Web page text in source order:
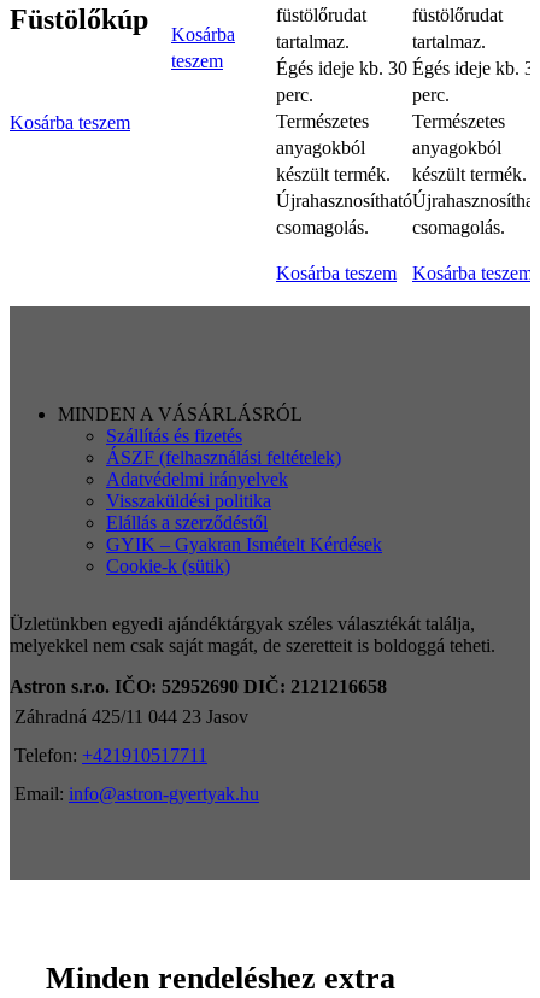
Füstölőkúp
Kosárba teszem
Kosárba
teszem
füstölőrudat
tartalmaz.
Égés ideje kb. 30
perc.
Természetes
anyagokból
készült termék.
Újrahasznosítható
csomagolás.
Kosárba teszem
füstölőrudat
tartalmaz.
Égés ideje kb.
perc.
Természetes
anyagokból
készült termék.
csomagolás.
Kosárba teszem
MINDEN A VÁSÁRLÁSRÓL
Szállítás és fizetés
ÁSZF (felhasználási feltételek)
Adatvédelmi irányelvek
Visszaküldési politika
Elállás a szerződéstől
GYIK – Gyakran Ismételt Kérdések
Cookie-k (sütik)
Üzletünkben egyedi ajándéktárgyak széles választékát találja,
melyekkel nem csak saját magát, de szeretteit is boldoggá teheti.
Astron s.r.o. IČO: 52952690 DIČ: 2121216658
Záhradná 425/11 044 23 Jasov
Telefon: +421910517711
Email: info@astron-gyertyak.hu
Minden rendeléshez extra